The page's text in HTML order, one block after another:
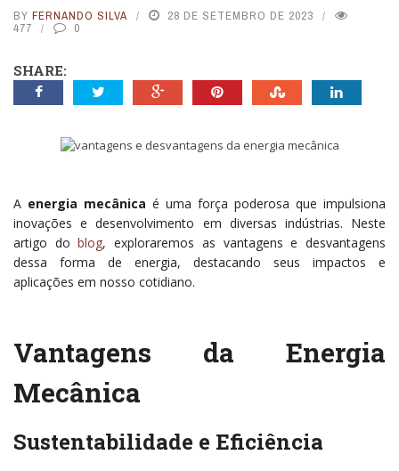
BY FERNANDO SILVA
28 DE SETEMBRO DE 2023
477
0
SHARE:
A energia mecânica é uma força poderosa que impulsiona
inovações e desenvolvimento em diversas indústrias. Neste
artigo doblog, exploraremos as vantagens e desvantagens
dessa forma de energia, destacando seus impactos e
aplicações em nosso cotidiano.
Vantagens da Energia
Mecânica
Sustentabilidade e Eficiência